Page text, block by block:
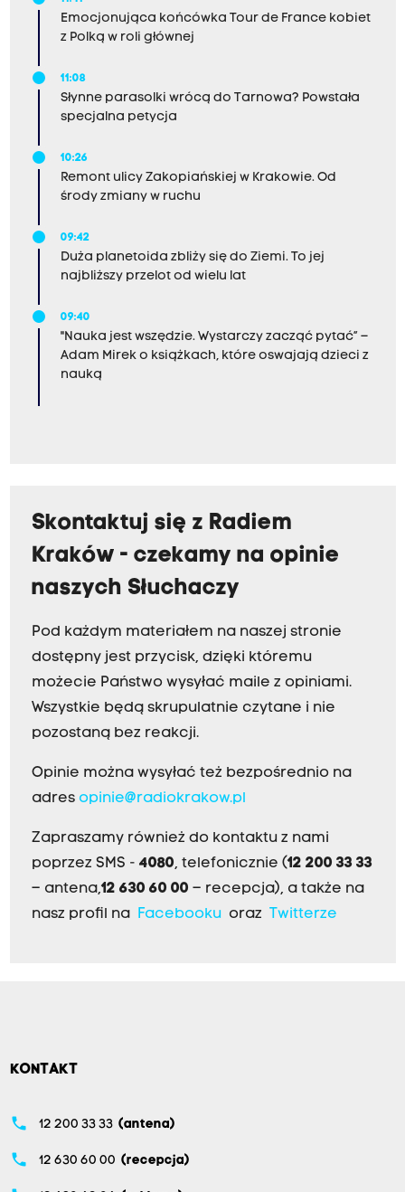
Emocjonująca końcówka Tour de France kobiet
z Polką w roli głównej
11:08
Słynne parasolki wrócą do Tarnowa? Powstała
specjalna petycja
10:26
Remont ulicy Zakopiańskiej w Krakowie. Od
środy zmiany w ruchu
09:42
Duża planetoida zbliży się do Ziemi. To jej
najbliższy przelot od wielu lat
09:40
"Nauka jest wszędzie. Wystarczy zacząć pytać” –
Adam Mirek o książkach, które oswajają dzieci z
nauką
Skontaktuj się z Radiem
Kraków - czekamy na opinie
naszych Słuchaczy
Pod każdym materiałem na naszej stronie
dostępny jest przycisk, dzięki któremu
możecie Państwo wysyłać maile z opiniami.
Wszystkie będą skrupulatnie czytane i nie
pozostaną bez reakcji.
Opinie można wysyłać też bezpośrednio na
adres opinie@radiokrakow.pl
Zapraszamy również do kontaktu z nami
poprzez SMS - 4080, telefonicznie (12 200 33 33
– antena,12 630 60 00 – recepcja), a także na
nasz profil na Facebookuoraz Twitterze
KONTAKT
phone 12 200 33 33 (antena)
phone 12 630 60 00 (recepcja)